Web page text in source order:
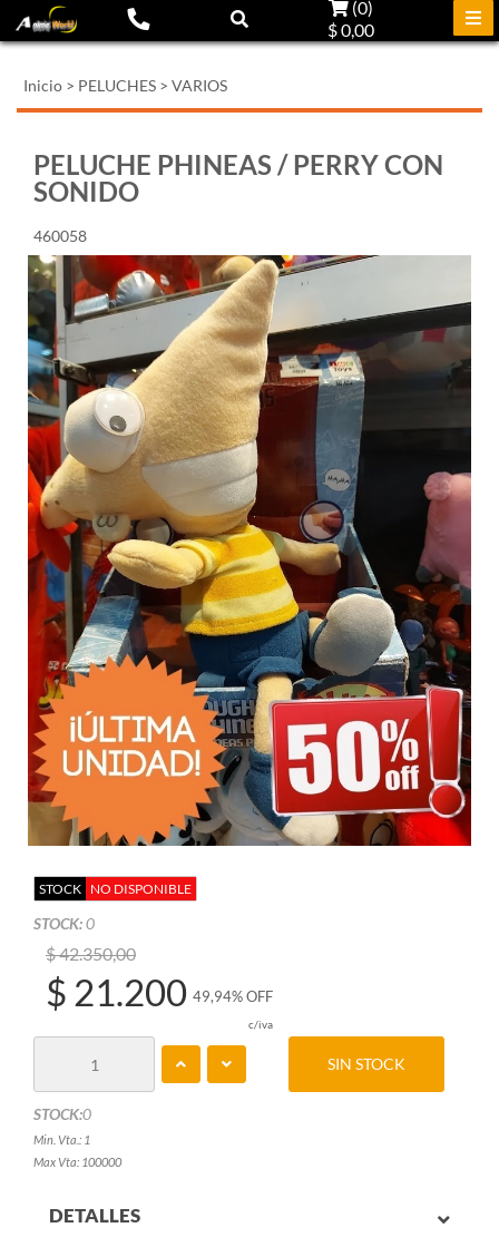
(0)
$ 0,00
Inicio > PELUCHES > VARIOS
PELUCHE PHINEAS / PERRY CON
SONIDO
460058
STOCK NO DISPONIBLE
STOCK:0
$ 42.350,00
$ 21.200 49,94% OFF
c/iva
STOCK:0
Min. Vta.: 1
Max Vta: 100000
SIN STOCK
DETALLES